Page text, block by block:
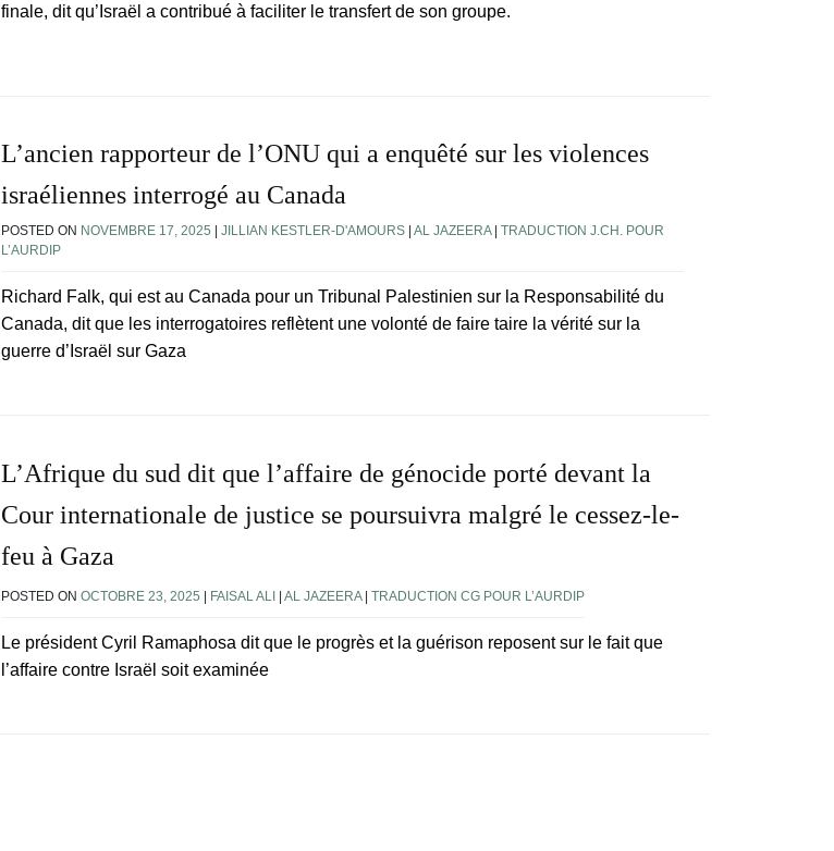
finale, dit qu’Israël a contribué à faciliter le transfert de son groupe.
L’ancien rapporteur de l’ONU qui a enquêté sur les violences
israéliennes interrogé au Canada
POSTED ON NOVEMBRE 17, 2025 JILLIAN KESTLER-D'AMOURS AL JAZEERA| TRADUCTION J.CH. POUR
L’AURDIP
Richard Falk, qui est au Canada pour un Tribunal Palestinien sur la Responsabilité du
Canada, dit que les interrogatoires reflètent une volonté de faire taire la vérité sur la
guerre d’Israël sur Gaza
L’Afrique du sud dit que l’affaire de génocide porté devant la
Cour internationale de justice se poursuivra malgré le cessez-le-
feu à Gaza
POSTED ON OCTOBRE 23, 2025 | FAISAL ALI | AL JAZEERA| TRADUCTION CG POUR L’AURDIP
Le président Cyril Ramaphosa dit que le progrès et la guérison reposent sur le fait que
l’affaire contre Israël soit examinée